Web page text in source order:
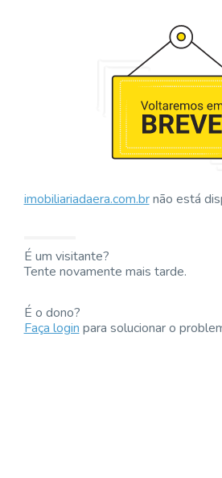
imobiliariadaera.com.brnão está
É um visitante?
Tente novamente mais tarde.
É o dono?
Faça loginpara solucionar o